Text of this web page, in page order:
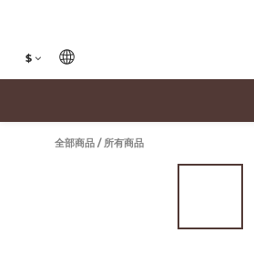
$
全部商品 / 所有商品